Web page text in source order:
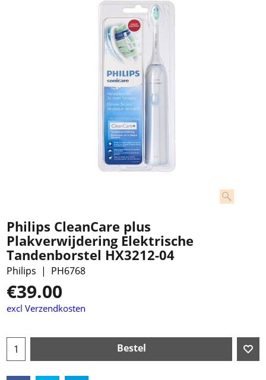
Philips CleanCare plus
Plakverwijdering Elektrische
Tandenborstel HX3212-04
Philips PH6768
€39.00
excl Verzendkosten
Bestel